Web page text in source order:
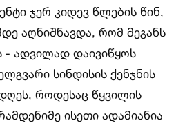
ჯერ კიდევ წლების წინ,
აღნიშნავდა, რომ მეგანს
- ადვილად დაივიწყოს
სინდისის ქენჯნის
როდესაც წყვილის
ისეთი ადამიანია